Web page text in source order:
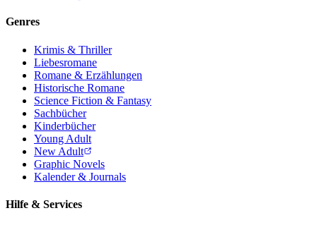
Genres
Krimis & Thriller
Liebesromane
Romane & Erzählungen
Historische Romane
Science Fiction & Fantasy
Sachbücher
Kinderbücher
Young Adult
New Adult
Graphic Novels
Kalender & Journals
Hilfe & Services